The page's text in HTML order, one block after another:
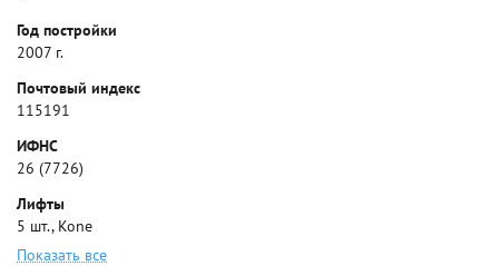
Год постройки
2007 г.
Почтовый индекс
115191
ИФНС
26 (7726)
Лифты
5 шт., Kone
Показать все